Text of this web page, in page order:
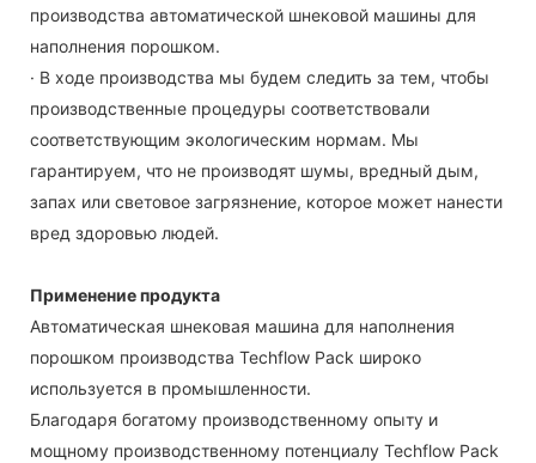
производства автоматической шнековой машины для
наполнения порошком.
· В ходе производства мы будем следить за тем, чтобы
производственные процедуры соответствовали
соответствующим экологическим нормам. Мы
гарантируем, что не производят шумы, вредный дым,
запах или световое загрязнение, которое может нанести
вред здоровью людей.
Применение продукта
Автоматическая шнековая машина для наполнения
порошком производства Techflow Pack широко
используется в промышленности.
Благодаря богатому производственному опыту и
мощному производственному потенциалу Techflow Pack